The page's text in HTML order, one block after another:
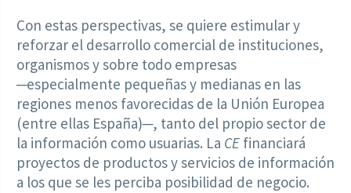
Con estas perspectivas, se quiere estimular y
reforzar el desarrollo comercial de instituciones,
organismos y sobre todo empresas
─especialmente pequeñas y medianas en las
regiones menos favorecidas de la Unión Europea
(entre ellas España)─, tanto del propio sector de
la información como usuarias. La CE financiará
proyectos de productos y servicios de información
a los que se les perciba posibilidad de negocio.